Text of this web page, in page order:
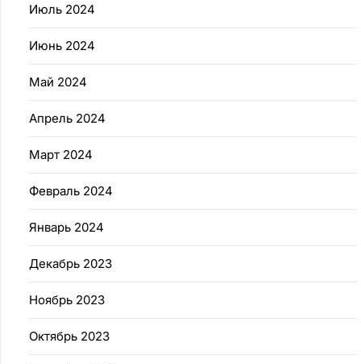
Июль 2024
Июнь 2024
Май 2024
Апрель 2024
Март 2024
Февраль 2024
Январь 2024
Декабрь 2023
Ноябрь 2023
Октябрь 2023